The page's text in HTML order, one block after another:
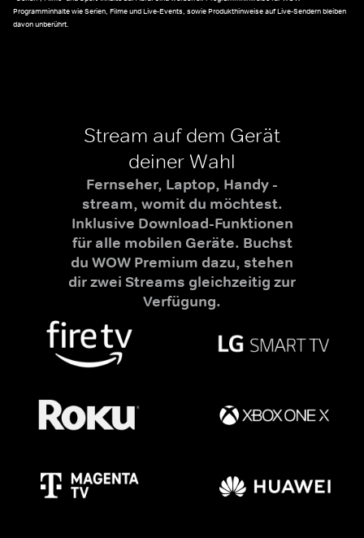
Programminhalte wie Serien, Filme und Live-Events, sowie Produkthinweise auf Live-Sendern bleiben
davon unberührt.
Stream auf dem Gerät
deiner Wahl
Fernseher, Laptop, Handy -
stream, womit du möchtest.
Inklusive Download-Funktionen
für alle mobilen Geräte. Buchst
du WOW Premium dazu, stehen
dir zwei Streams gleichzeitig zur
Verfügung.